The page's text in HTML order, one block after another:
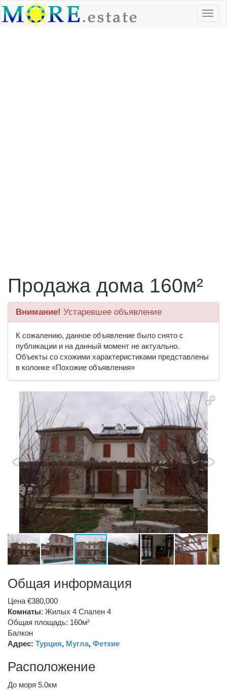
Продажа дома 160м²
Внимание! Устаревшее объявление
К сожалению, данное объявление было снято с
публикации и на данный момент не актуально.
Объекты со схожими характеристиками представлены
в колонке «Похожие объявления»
Общая информация
Цена €380,000
Комнаты: Жилых 4 Спален 4
Общая площадь: 160м²
Балкон
Адрес: Турция, Мугла, Фетхие
Расположение
До моря 5.0км